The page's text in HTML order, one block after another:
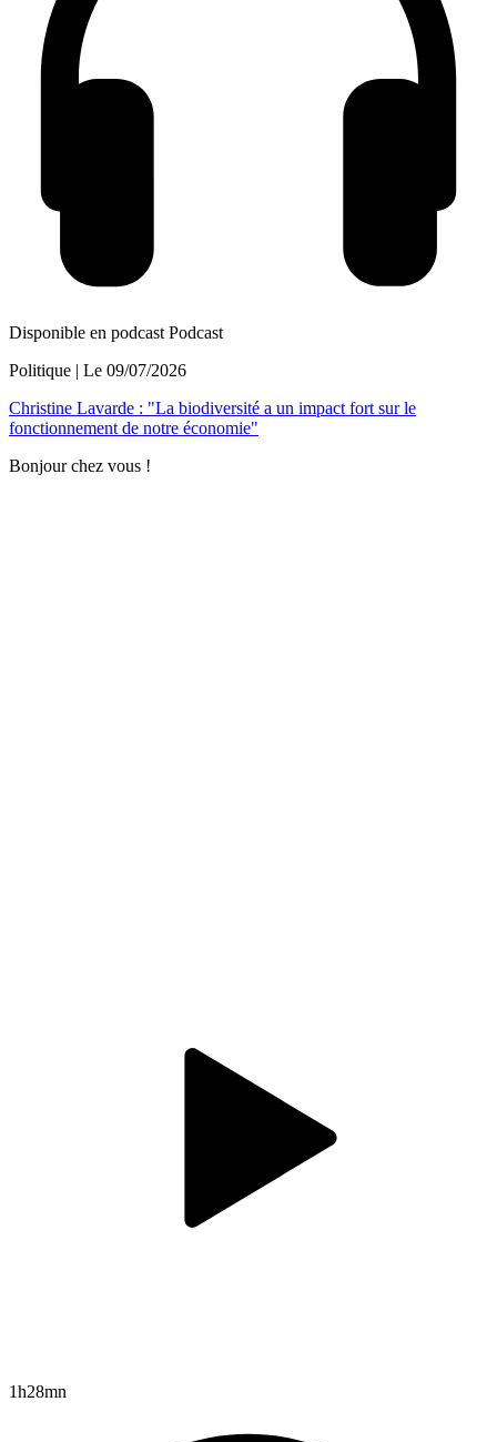
Disponible en podcast Podcast
Politique | Le 09/07/2026
Christine Lavarde : "La biodiversité a un impact fort sur le
fonctionnement de notre économie"
Bonjour chez vous !
1h28mn